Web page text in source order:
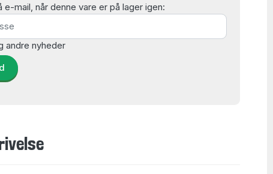
mail, når denne vare er på lager igen:
andre nyheder